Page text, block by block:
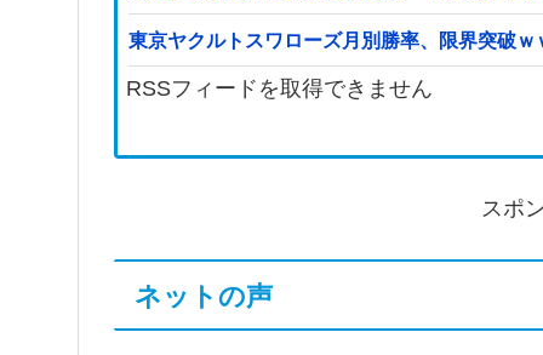
東京ヤクルトスワローズ月別勝率、限界突破
RSSフィードを取得できません
スポ
ネットの声